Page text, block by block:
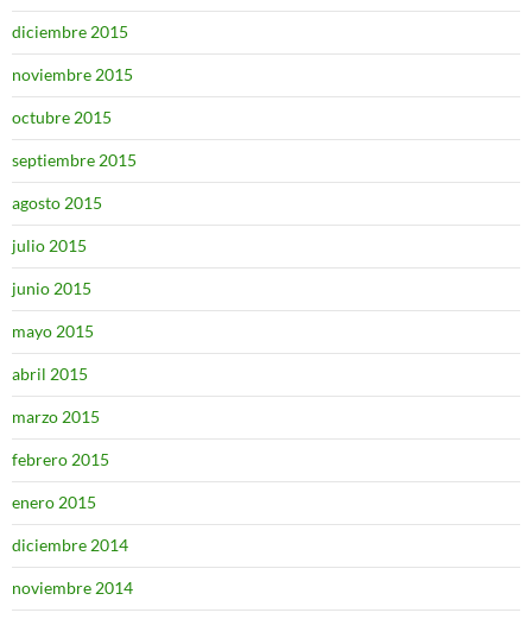
diciembre 2015
noviembre 2015
octubre 2015
septiembre 2015
agosto 2015
julio 2015
junio 2015
mayo 2015
abril 2015
marzo 2015
febrero 2015
enero 2015
diciembre 2014
noviembre 2014